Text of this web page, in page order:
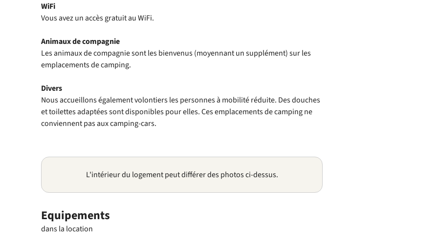
WiFi
Vous avez un accès gratuit au WiFi.
Animauxde compagnie
Les animaux de compagnie sont les bienvenus (moyennant un supplément) sur les
emplacements de camping.
Divers
Nous accueillons également volontiers les personnes à mobilité réduite. Des douches
et toilettes adaptées sont disponibles pour elles. Ces emplacements de camping ne
conviennent pas aux camping-cars.
L'intérieur du logement peut différer des photos ci-dessus.
Equipements
dans la location